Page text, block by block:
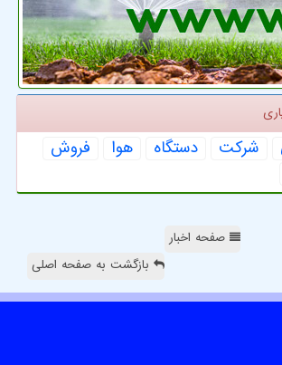
شركت دستگاه هوا
فروش
صفحه اخبار
بازگشت به صفحه اصلی